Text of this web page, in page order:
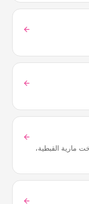
مارية القبطية،